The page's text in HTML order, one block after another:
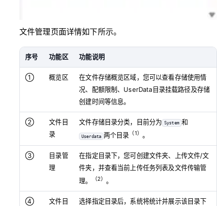
文件管理页面详情如下所示。
序号 功能区 功能说明
① 概览区
在文件存储概览区域，您可以查看存储使用情
况、配额限制、UserData目录挂载路径及存储
创建时间等信息。
②
文件目
录
文件存储目录分类，目前分为 System 和
Userdata 两个目录 （1） 。
③
目录管
理
在指定目录下，您可创建文件夹、上传文件/文
件夹，并查看当前上传任务列表及文件传输管
理。
（2） 。
④
文件目
选择指定目录后，系统将统计并展示该目录下